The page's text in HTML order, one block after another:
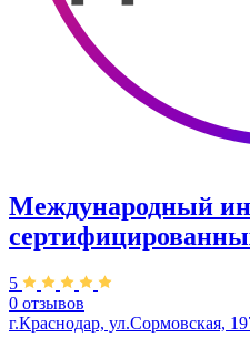
Международный
5
0 отзывов
г.Краснодар, ул.Сормовская,